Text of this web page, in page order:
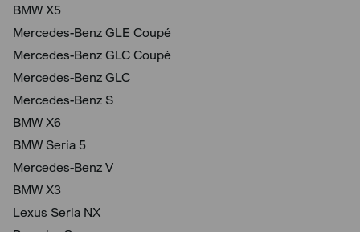
BMW X5
Mercedes-Benz GLE Coupé
Mercedes-Benz GLC Coupé
Mercedes-Benz GLC
Mercedes-Benz S
BMW X6
BMW Seria 5
Mercedes-Benz V
BMW X3
Lexus Seria NX